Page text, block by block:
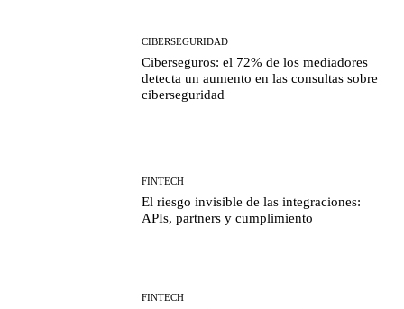
CIBERSEGURIDAD
Ciberseguros: el 72% de los mediadores
detecta un aumento en las consultas sobre
ciberseguridad
FINTECH
El riesgo invisible de las integraciones:
APIs, partners y cumplimiento
FINTECH